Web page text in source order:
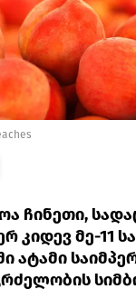
ჩინეთი,
კიდევ მე-11
ატამი